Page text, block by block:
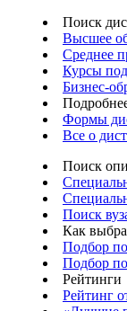
Поиск
Высшее
Среднее
Курсы
Бизнес-
Формы
Все о
Поиск
Поиск
Как
Подбор
Подбор
Рейтинги
Рейтинг